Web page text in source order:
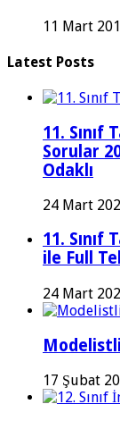
11 Mart
Latest Posts
11. Sınıf
Sorular
Odaklı
24 Mart
11. Sınıf
ile Full
24 Mart
17 Şubat